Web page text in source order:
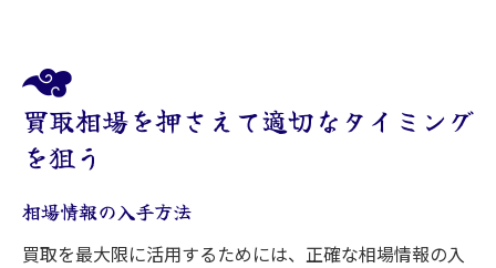
買取相場を押さえて適切なタイミング
を狙う
相場情報の入手方法
買取を最大限に活用するためには、正確な相場情報の入